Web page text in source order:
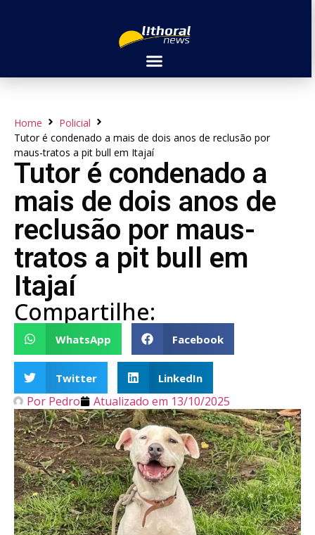
Home
Policial
Tutor é condenado a mais de dois anos de reclusão por
maus-tratos a pit bull em Itajaí
Tutor é condenado a
mais de dois anos de
reclusão por maus-
tratos a pit bull em
Itajaí
Compartilhe:
WhatsApp Facebook
Twitter LinkedIn
Por Pedro Atualizado em 13/10/2025